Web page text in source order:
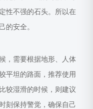
性不强的石头。所以在
的安全。
，需要根据地形、人体
平坦的路面，推荐使用
较湿滑的时候，则建议
刻保持警觉，确保自己